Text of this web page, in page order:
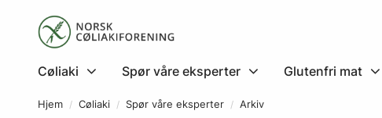
Cøliaki Spør våre eksperter Glutenfri mat
Hjem Cøliaki Spør våre eksperter Arkiv